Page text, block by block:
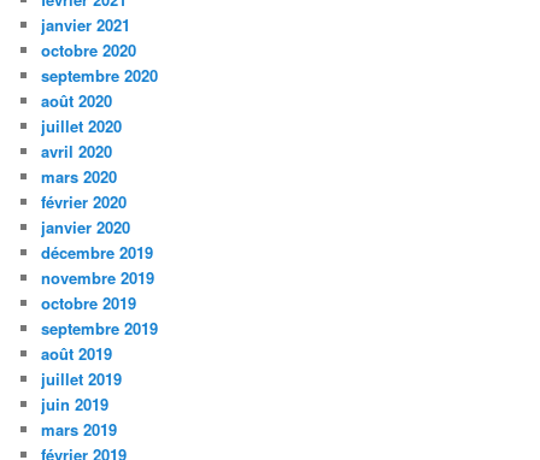
janvier 2021
octobre 2020
septembre 2020
août 2020
juillet 2020
avril 2020
mars 2020
février 2020
janvier 2020
décembre 2019
novembre 2019
octobre 2019
septembre 2019
août 2019
juillet 2019
juin 2019
mars 2019
février 2019